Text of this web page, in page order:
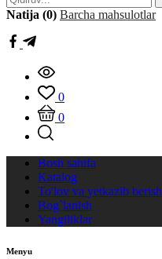
Natija (0) Barcha mahsulotlar
0
0
Bosh sahifa
Katalog
To'lov va yetkazib berish
Bog`lanish
Yangiliklar
Menyu